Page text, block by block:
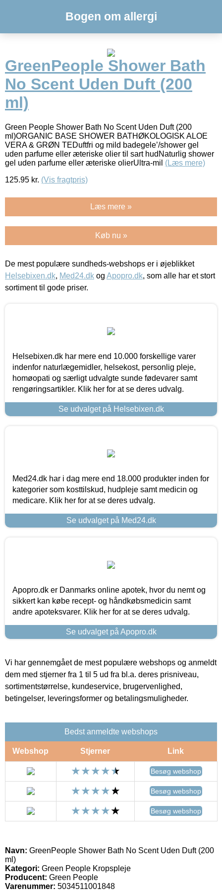
Bogen om allergi
GreenPeople Shower Bath
No Scent Uden Duft (200
ml)
Green People Shower Bath No Scent Uden Duft (200
ml)ORGANIC BASE SHOWER BATHØKOLOGISK ALOE
VERA & GRØN TEDuftfri og mild badegele’/shower gel
uden parfume eller æteriske olier til sart hudNaturlig shower
gel uden parfume eller æteriske olierUltra-mil (Læs mere)
125.95 kr. (Vis fragtpris)
Læs mere »
Køb nu »
De mest populære sundheds-webshops er i øjeblikket
Helsebixen.dk, Med24.dk og Apopro.dk, som alle har et stort
sortiment til gode priser.
Helsebixen.dk har mere end 10.000 forskellige varer
indenfor naturlægemidler, helsekost, personlig pleje,
homøopati og særligt udvalgte sunde fødevarer samt
rengøringsartikler. Klik her for at se deres udvalg.
Se udvalget på Helsebixen.dk
Med24.dk har i dag mere end 18.000 produkter inden for
kategorier som kosttilskud, hudpleje samt medicin og
medicare. Klik her for at se deres udvalg.
Se udvalget på Med24.dk
Apopro.dk er Danmarks online apotek, hvor du nemt og
sikkert kan købe recept- og håndkøbsmedicin samt
andre apoteksvarer. Klik her for at se deres udvalg.
Se udvalget på Apopro.dk
Vi har gennemgået de mest populære webshops og anmeldt
dem med stjerner fra 1 til 5 ud fra bl.a. deres prisniveau,
sortimentstørrelse, kundeservice, brugervenlighed,
betingelser, leveringsformer og betalingsmuligheder.
Bedst anmeldte webshops
Webshop Stjerner Link
Besøg webshop
Besøg webshop
Besøg webshop
Navn: GreenPeople Shower Bath No Scent Uden Duft (200
ml)
Kategori: Green People Kropspleje
Producent: Green People
Varenummer: 5034511001848